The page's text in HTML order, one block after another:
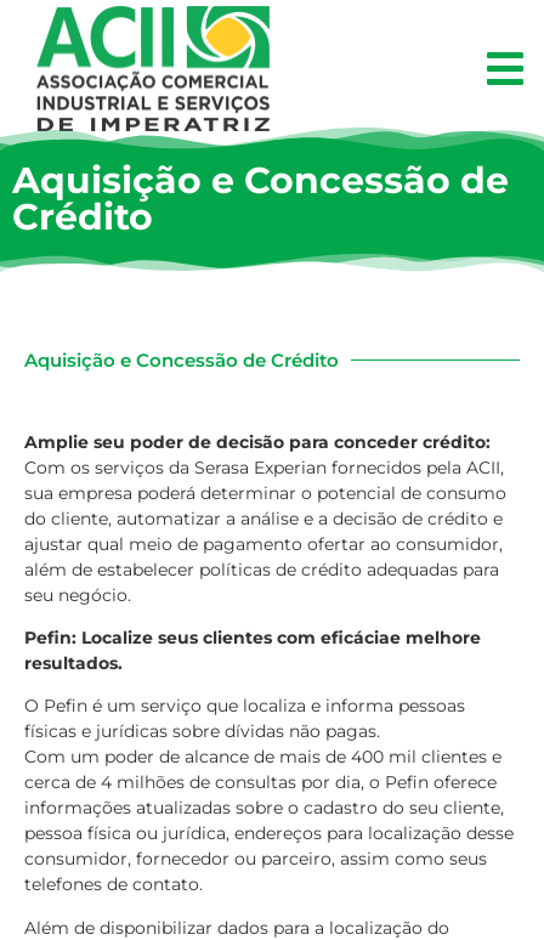
Aquisição e Concessão de
Crédito
Aquisição e Concessão de Crédito
Amplie seu poder de decisão para conceder crédito:
Com os serviços da Serasa Experian fornecidos pela ACII,
sua empresa poderá determinar o potencial de consumo
do cliente, automatizar a análise e a decisão de crédito e
ajustar qual meio de pagamento ofertar ao consumidor,
além de estabelecer políticas de crédito adequadas para
seu negócio.
Pefin: Localize seus clientes com eficáciae melhore
resultados.
O Pefin é um serviço que localiza e informa pessoas
físicas e jurídicas sobre dívidas não pagas.
Com um poder de alcance de mais de 400 mil clientes e
cerca de 4 milhões de consultas por dia, o Pefin oferece
informações atualizadas sobre o cadastro do seu cliente,
pessoa física ou jurídica, endereços para localização desse
consumidor, fornecedor ou parceiro, assim como seus
telefones de contato.
Além de disponibilizar dados para a localização do